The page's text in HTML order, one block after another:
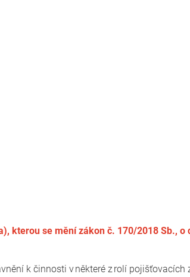
kterou se mění zákon č. 170/2018 Sb.,
k činnosti v některé z rolí